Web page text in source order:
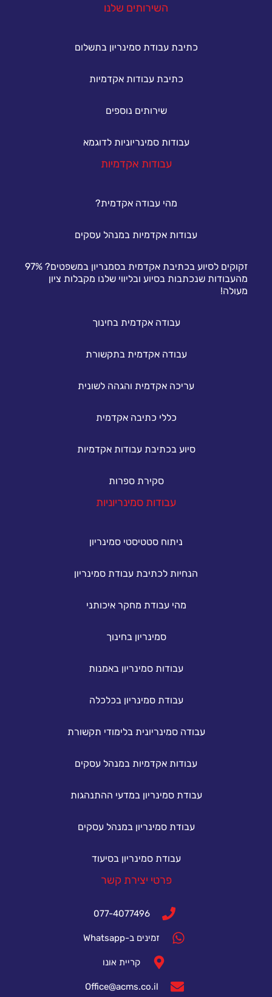
השירותים שלנו
כתיבת עבודת סמינריון בתשלום
כתיבת עבודות אקדמיות
שירותים נוספים
עבודות סמינריוניות לדוגמא
עבודות אקדמיות
מהי עבודה אקדמית?
עבודות אקדמיות במנהל עסקים
זקוקים לסיוע בכתיבת אקדמית בסמנריון במשפטים? 97%
מהעבודות שנכתבות בסיוע ובליווי שלנו מקבלות ציון
מעולה!
עבודה אקדמית בחינוך
עבודה אקדמית בתקשורת
עריכה אקדמית והגהה לשונית
כללי כתיבה אקדמית
סיוע בכתיבת עבודות אקדמיות
סקירת ספרות
עבודות סמינריוניות
ניתוח סטטיסטי סמינריון
הנחיות לכתיבת עבודת סמינריון
מהי עבודת מחקר איכותני
סמינריון בחינוך
עבודות סמינריון באמנות
עבודת סמינריון בכלכלה
עבודה סמינריונית בלימודי תקשורת
עבודות אקדמיות במנהל עסקים
עבודת סמינריון במדעי ההתנהגות
עבודת סמינריון במנהל עסקים
עבודת סמינריון בסיעוד
פרטי יצירת קשר
077-4077496
זמינים ב-Whatsapp
קריית אונו
Office@acms.co.il